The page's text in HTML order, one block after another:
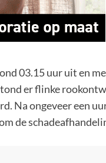
03.15 uur uit en
er flinke
Na ongeveer een
de